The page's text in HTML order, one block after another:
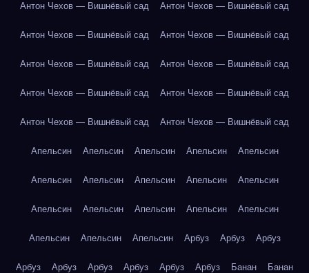
Антон Чехов — Вишнёвый сад Антон Чехов — Вишнёвый сад
Антон Чехов — Вишнёвый сад Антон Чехов — Вишнёвый сад
Антон Чехов — Вишнёвый сад Антон Чехов — Вишнёвый сад
Антон Чехов — Вишнёвый сад Антон Чехов — Вишнёвый сад
Антон Чехов — Вишнёвый сад Антон Чехов — Вишнёвый сад
Апельсин Апельсин Апельсин Апельсин Апельсин
Апельсин Апельсин Апельсин Апельсин Апельсин
Апельсин Апельсин Апельсин Апельсин Апельсин
Апельсин Апельсин Апельсин Арбуз Арбуз Арбуз
Арбуз Арбуз Арбуз Арбуз Арбуз Арбуз Банан Банан